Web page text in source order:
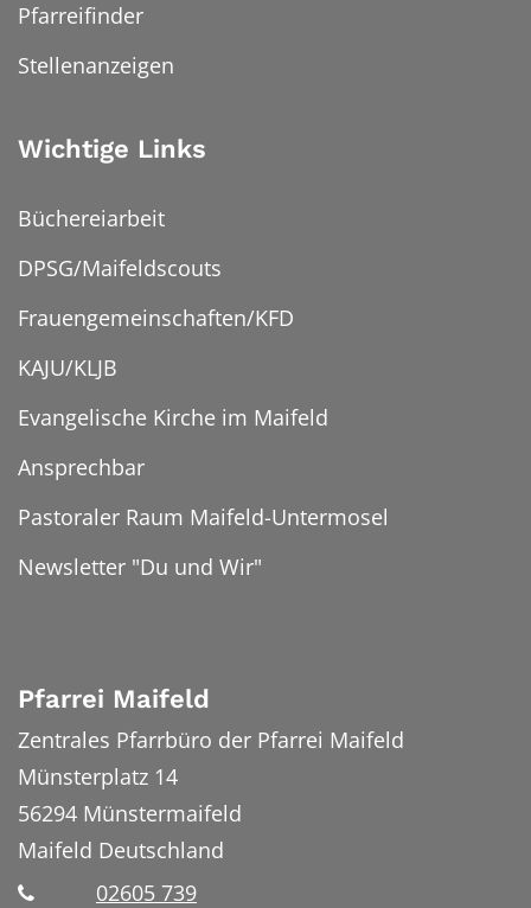
Pfarreifinder
Stellenanzeigen
Wichtige Links
Büchereiarbeit
DPSG/Maifeldscouts
Frauengemeinschaften/KFD
KAJU/KLJB
Evangelische Kirche im Maifeld
Ansprechbar
Pastoraler Raum Maifeld-Untermosel
Newsletter "Du und Wir"
Pfarrei Maifeld
Zentrales Pfarrbüro der Pfarrei Maifeld
Münsterplatz 14
56294 Münstermaifeld
Maifeld Deutschland
02605 739